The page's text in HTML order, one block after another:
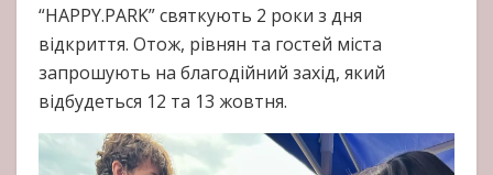
“HAPPY.PARK” святкують 2 роки з дня
відкриття. Отож, рівнян та гостей міста
запрошують на благодійний захід, який
відбудеться 12 та 13 жовтня.